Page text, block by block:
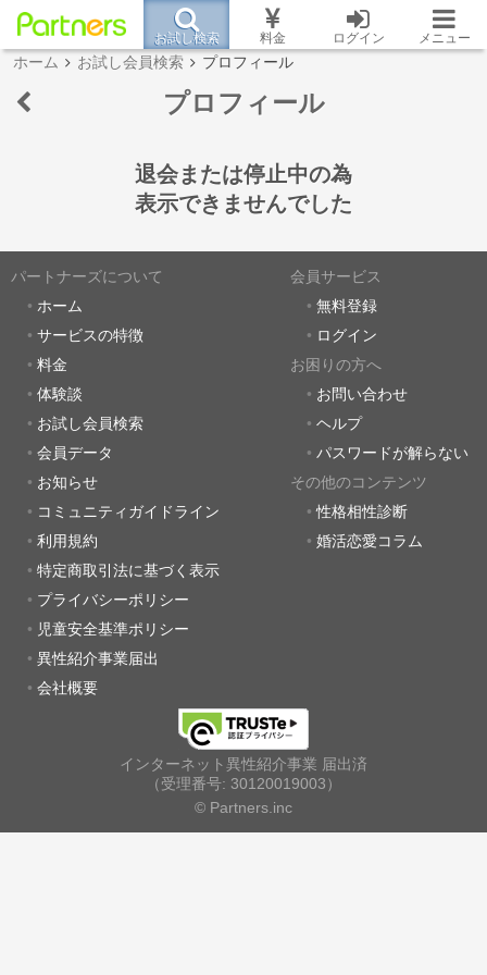
お試し検索 料金 ログイン メニュー
ホーム お試し会員検索 プロフィール
プロフィール
退会または停止中の為
表示できませんでした
パートナーズについて
ホーム
サービスの特徴
料金
体験談
お試し会員検索
会員データ
お知らせ
コミュニティガイドライン
利用規約
特定商取引法に基づく表示
プライバシーポリシー
児童安全基準ポリシー
異性紹介事業届出
会社概要
会員サービス
無料登録
ログイン
お困りの方へ
お問い合わせ
ヘルプ
パスワードが解らない
その他のコンテンツ
性格相性診断
婚活恋愛コラム
インターネット異性紹介事業 届出済
（受理番号: 30120019003）
© Partners.inc